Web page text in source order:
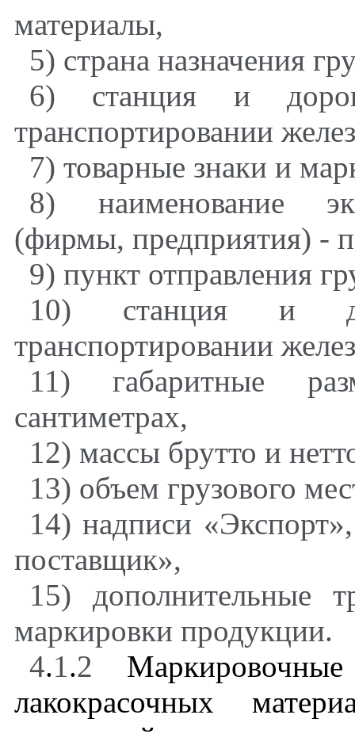
материалы,
5) страна назначения
6) станция и
транспортировании
7) товарные знаки и
8) наименование
(фирмы, предприятия) -
9) пункт отправления
10) станция и
транспортировании
11) габаритные
сантиметрах,
12) массы брутто и
13) объем грузового
14) надписи
поставщик»,
15) дополнительные
маркировки продукции.
4.1.2
лакокрасочных